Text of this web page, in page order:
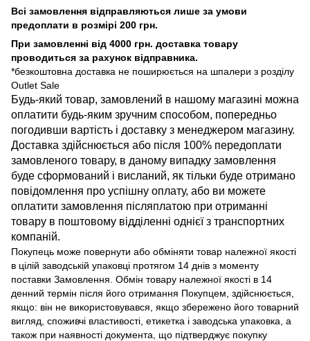
Всі замовлення відправляються лише за умови
предоплати в розмірі 200 грн.
При замовленні від 4000 грн. доставка товару
проводиться за рахунок відправника.
*безкоштовна доставка не поширюється на шпалери з розділу
Outlet Sale
Будь-який товар, замовлений в нашому магазині можна
оплатити будь-яким зручним способом, попередньо
погодивши вартість і доставку з менеджером магазину.
Доставка здійснюється або після 100% передоплати
замовленого товару, в даному випадку замовлення
буде сформований і висланий, як тільки буде отримано
повідомлення про успішну оплату, або ви можете
оплатити замовлення післяплатою при отриманні
товару в поштовому відділенні однієї з транспортних
компаній.
Покупець може повернути або обміняти товар належної якості
в цілій заводській упаковці протягом 14 днів з моменту
поставки Замовлення. Обмін товару належної якості в 14
денний термін після його отримання Покупцем, здійснюється,
якщо: він не використовувався, якщо збережено його товарний
вигляд, споживчі властивості, етикетка і заводська упаковка, а
також при наявності документа, що підтверджує покупку